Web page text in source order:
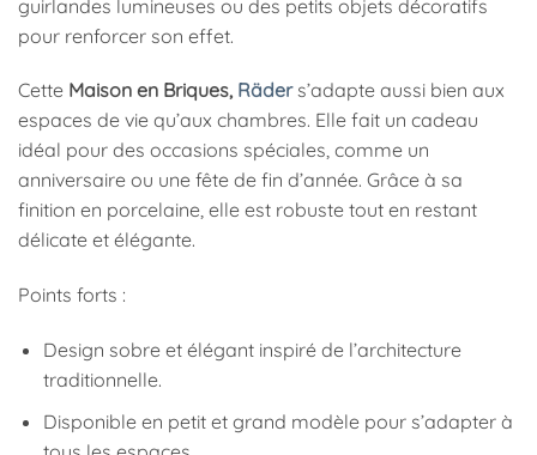
guirlandes lumineuses ou des petits objets décoratifs
pour renforcer son effet.
Cette Maison en Briques, Räders’adapte aussi bien aux
espaces de vie qu’aux chambres. Elle fait un cadeau
idéal pour des occasions spéciales, comme un
anniversaire ou une fête de fin d’année. Grâce à sa
finition en porcelaine, elle est robuste tout en restant
délicate et élégante.
Points forts :
Design sobre et élégant inspiré de l’architecture
traditionnelle.
Disponible en petit et grand modèle pour s’adapter à